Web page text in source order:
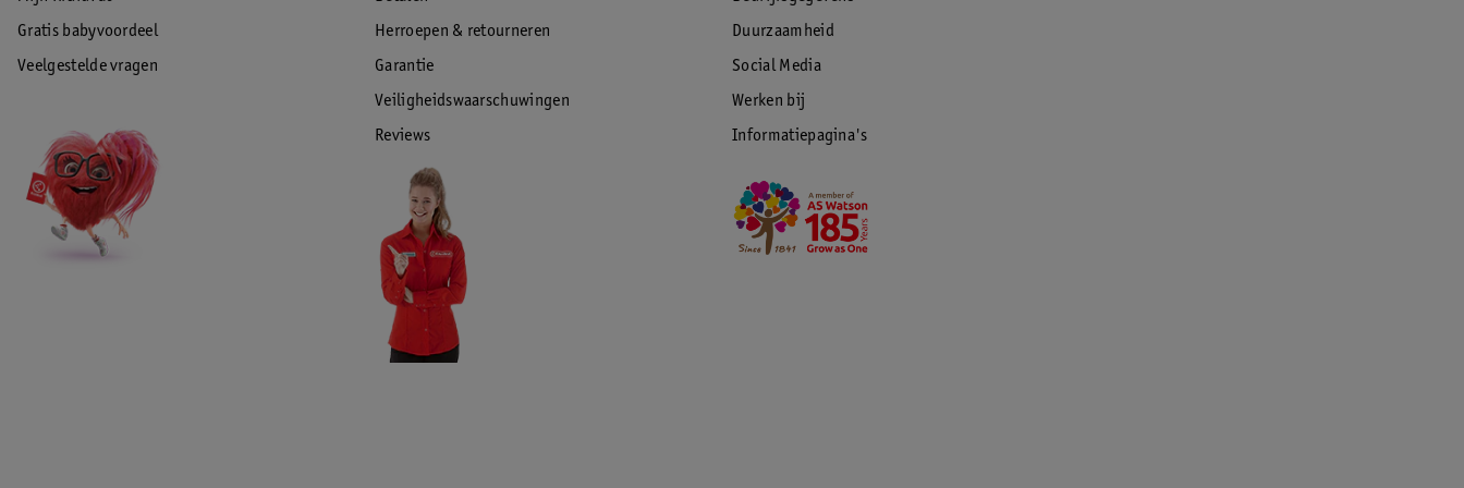
Gratis babyvoordeel
Veelgestelde vragen
Herroepen & retourneren
Garantie
Veiligheidswaarschuwingen
Reviews
Duurzaamheid
Social Media
Werken bij
Informatiepagina's